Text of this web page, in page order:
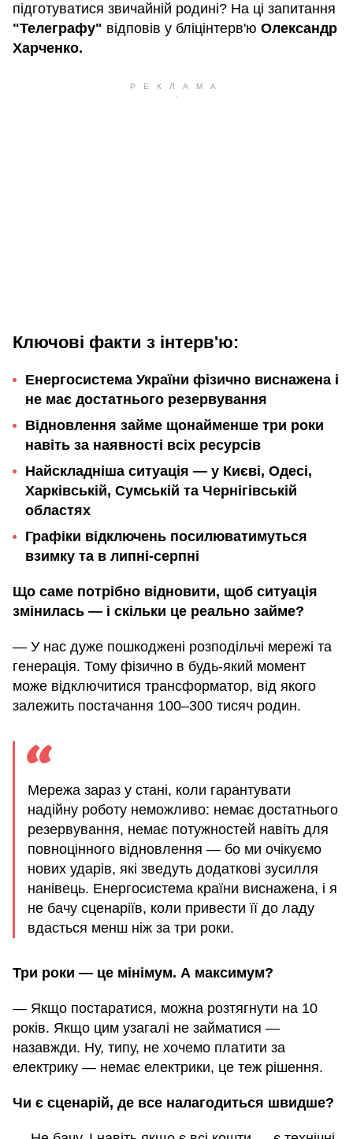
підготуватися звичайній родині? На ці запитання
"Телеграфу" відповів у бліцінтерв'ю Олександр
Харченко.
Ключові факти з інтерв'ю:
Енергосистема України фізично виснажена і
не має достатнього резервування
Відновлення займе щонайменше три роки
навіть за наявності всіх ресурсів
Найскладніша ситуація — у Києві, Одесі,
Харківській, Сумській та Чернігівській
областях
Графіки відключень посилюватимуться
взимку та в липні-серпні
Що саме потрібно відновити, щоб ситуація
змінилась — і скільки це реально займе?
— У нас дуже пошкоджені розподільчі мережі та
генерація. Тому фізично в будь-який момент
може відключитися трансформатор, від якого
залежить постачання 100–300 тисяч родин.
Мережа зараз у стані, коли гарантувати
надійну роботу неможливо: немає достатнього
резервування, немає потужностей навіть для
повноцінного відновлення — бо ми очікуємо
нових ударів, які зведуть додаткові зусилля
нанівець. Енергосистема країни виснажена, і я
не бачу сценаріїв, коли привести її до ладу
вдасться менш ніж за три роки.
Три роки — це мінімум. А максимум?
— Якщо постаратися, можна розтягнути на 10
років. Якщо цим узагалі не займатися —
назавжди. Ну, типу, не хочемо платити за
електрику — немає електрики, це теж рішення.
Чи є сценарій, де все налагодиться швидше?